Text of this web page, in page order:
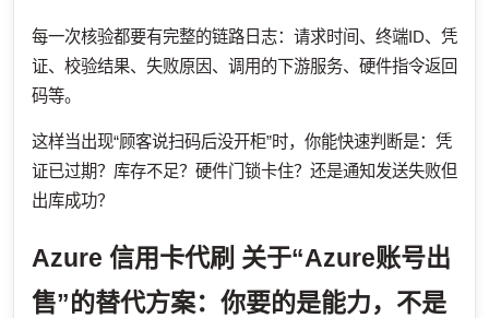
每一次核验都要有完整的链路日志：请求时间、终端ID、凭
证、校验结果、失败原因、调用的下游服务、硬件指令返回
码等。
这样当出现“顾客说扫码后没开柜”时，你能快速判断是：凭
证已过期？库存不足？硬件门锁卡住？还是通知发送失败但
出库成功？
Azure 信用卡代刷 关于“Azure账号出
售”的替代方案：你要的是能力，不是